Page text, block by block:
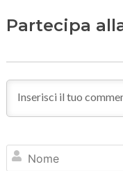
Partecipa